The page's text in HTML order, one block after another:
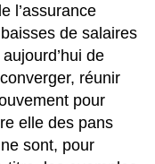
l’assurance
de salaires
de
réunir
pour
elle des pans
sont, pour